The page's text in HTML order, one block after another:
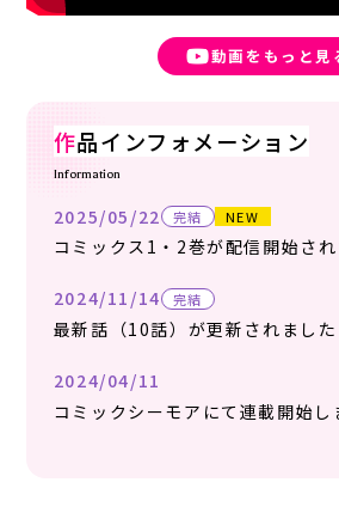
動画をもっと見
作品インフォメーション
Information
2025/05/22 完結 NEW
コミックス1・2巻が配信開始され
2024/11/14 完結
最新話（10話）が更新されました
2024/04/11
コミックシーモアにて連載開始し